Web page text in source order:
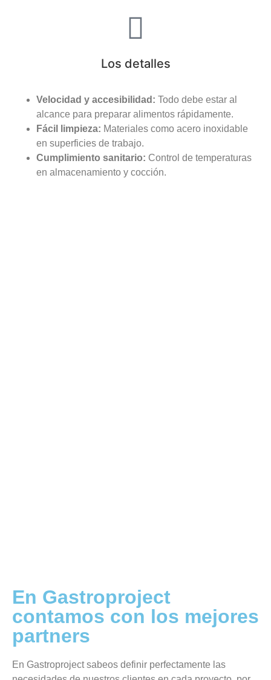
Los detalles
Velocidad y accesibilidad: Todo debe estar al
alcance para preparar alimentos rápidamente.
Fácil limpieza: Materiales como acero inoxidable
en superficies de trabajo.
Cumplimiento sanitario: Control de temperaturas
en almacenamiento y cocción.
En Gastroproject
contamos con los mejores
partners
En Gastroproject sabeos definir perfectamente las